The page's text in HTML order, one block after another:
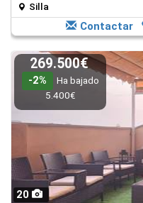
Silla
Contactar
20
269.500€
-2%
Ha bajado
5.400€